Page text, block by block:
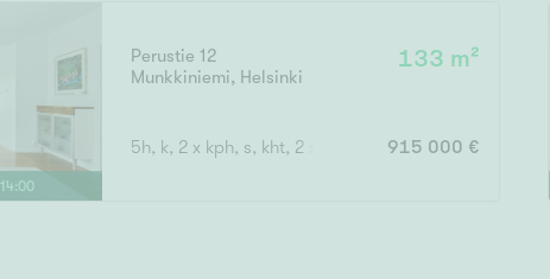
14:00
Perustie 12
Munkkiniemi, Helsinki
133 m²
5h, k, 2 x kph, s, kht, 2 x parveke 915 000 €